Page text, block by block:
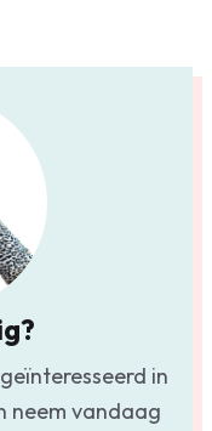
in
neem vandaag